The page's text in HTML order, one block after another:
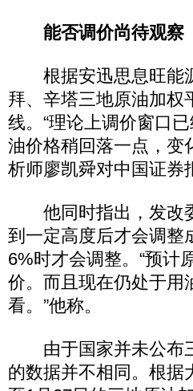
能否调价尚待观察
根据安迅思息旺能源
拜、辛塔三地原油加权
线。“理论上调价窗口
油价格稍回落一点，变
析师廖凯舜对中国证券
他同时指出，发改委
到一定高度后才会调整
6%时才会调整。“预计
价。而且现在仍处于用
看。”他称。
由于国家并未公布三
的数据并不相同。根据